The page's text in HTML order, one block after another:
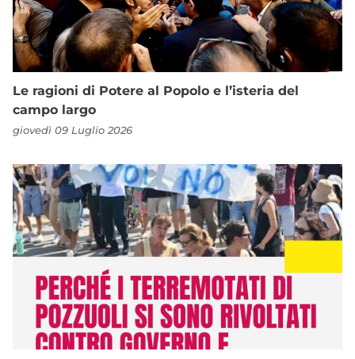
Le ragioni di Potere al Popolo e l’isteria del
campo largo
giovedì 09 Luglio 2026